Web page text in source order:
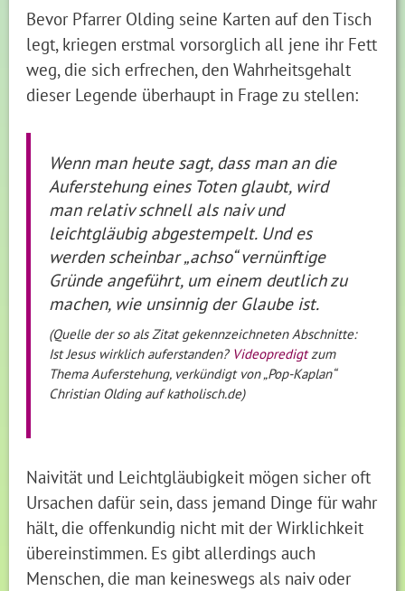
Bevor Pfarrer Olding seine Karten auf den Tisch
legt, kriegen erstmal vorsorglich all jene ihr Fett
weg, die sich erfrechen, den Wahrheitsgehalt
dieser Legende überhaupt in Frage zu stellen:
Wenn man heute sagt, dass man an die
Auferstehung eines Toten glaubt, wird
man relativ schnell als naiv und
leichtgläubig abgestempelt. Und es
werden scheinbar „achso“ vernünftige
Gründe angeführt, um einem deutlich zu
machen, wie unsinnig der Glaube ist.
(Quelle der so als Zitat gekennzeichneten Abschnitte:
Ist Jesus wirklich auferstanden? Videopredigtzum
Thema Auferstehung, verkündigt von „Pop-Kaplan“
Christian Olding auf katholisch.de)
Naivität und Leichtgläubigkeit mögen sicher oft
Ursachen dafür sein, dass jemand Dinge für wahr
hält, die offenkundig nicht mit der Wirklichkeit
übereinstimmen. Es gibt allerdings auch
Menschen, die man keineswegs als naiv oder